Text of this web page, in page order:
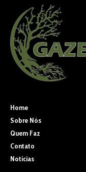
Home
Sobre Nós
Quem Faz
Contato
Noticias